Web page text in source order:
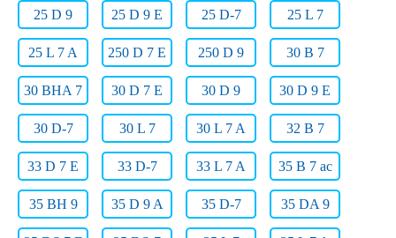
25 D 9 25 D 9 E 25 D-7 25 L 7
25 L 7 A 250 D 7 E 250 D 9 30 B 7
30 BHA 7 30 D 7 E 30 D 9 30 D 9 E
30 D-7 30 L 7 30 L 7 A 32 B 7
33 D 7 E 33 D-7 33 L 7 A 35 B 7 ac
35 BH 9 35 D 9 A 35 D-7 35 DA 9